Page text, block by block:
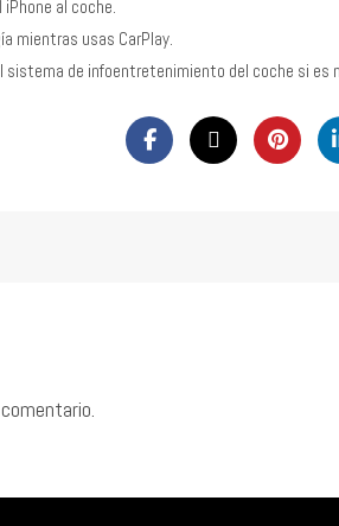
al coche.
mientras usas CarPlay.
sistema de infoentretenimiento del coche si es